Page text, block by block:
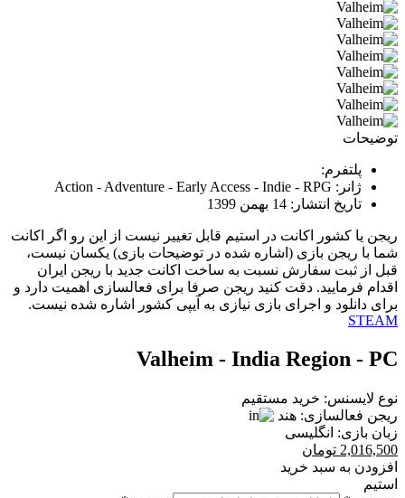
توضیحات
پلتفرم:
ژانر: Action - Adventure - Early Access - Indie - RPG
تاریخ انتشار: 14 بهمن 1399
ریجن یا کشور اکانت در استیم قابل تغییر نیست از این رو اگر اکانت
شما با ریجن بازی (اشاره شده در توضیحات بازی) یکسان نیست،
قبل از ثبت سفارش نسبت به ساخت اکانت جدید با ریجن ایران
اقدام فرمایید. دقت کنید ریجن صرفا برای فعالسازی اهمیت دارد و
برای دانلود و اجرای بازی نیازی به آیپی کشور اشاره شده نیست.
STEAM
Valheim - India Region - PC
نوع لایسنس: خرید مستقیم
ریجن فعالسازی: هند
زبان بازی: انگلیسی
2,016,500 تومان
افزودن به سبد خرید
استیم